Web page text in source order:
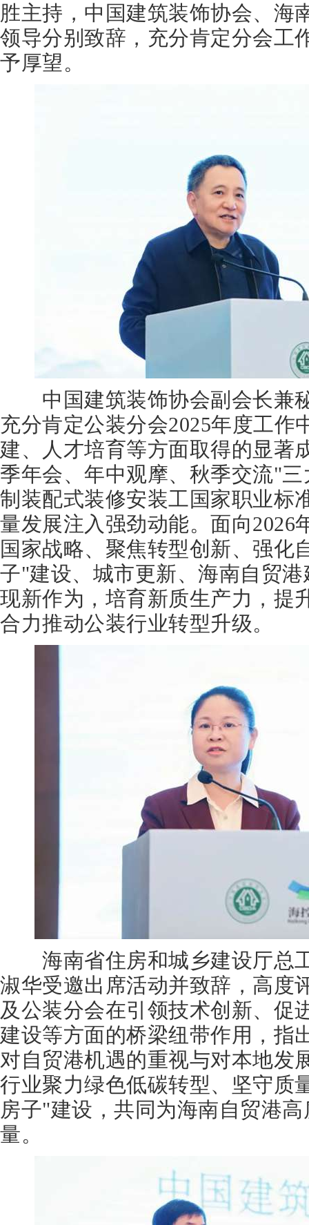
胜主持，中国建筑装饰协会、海
领导分别致辞，充分肯定分会工
予厚望。
中国建筑装饰协会副会长兼
充分肯定公装分会2025年度工作
建、人才培育等方面取得的显著
季年会、年中观摩、秋季交流"
制装配式装修安装工国家职业标
量发展注入强劲动能。面向2026
国家战略、聚焦转型创新、强化
子"建设、城市更新、海南自贸
现新作为，培育新质生产力，提
合力推动公装行业转型升级。
海南省住房和城乡建设厅总
淑华受邀出席活动并致辞，高度
及公装分会在引领技术创新、促
建设等方面的桥梁纽带作用，指
对自贸港机遇的重视与对本地发
行业聚力绿色低碳转型、坚守质
房子"建设，共同为海南自贸港
量。